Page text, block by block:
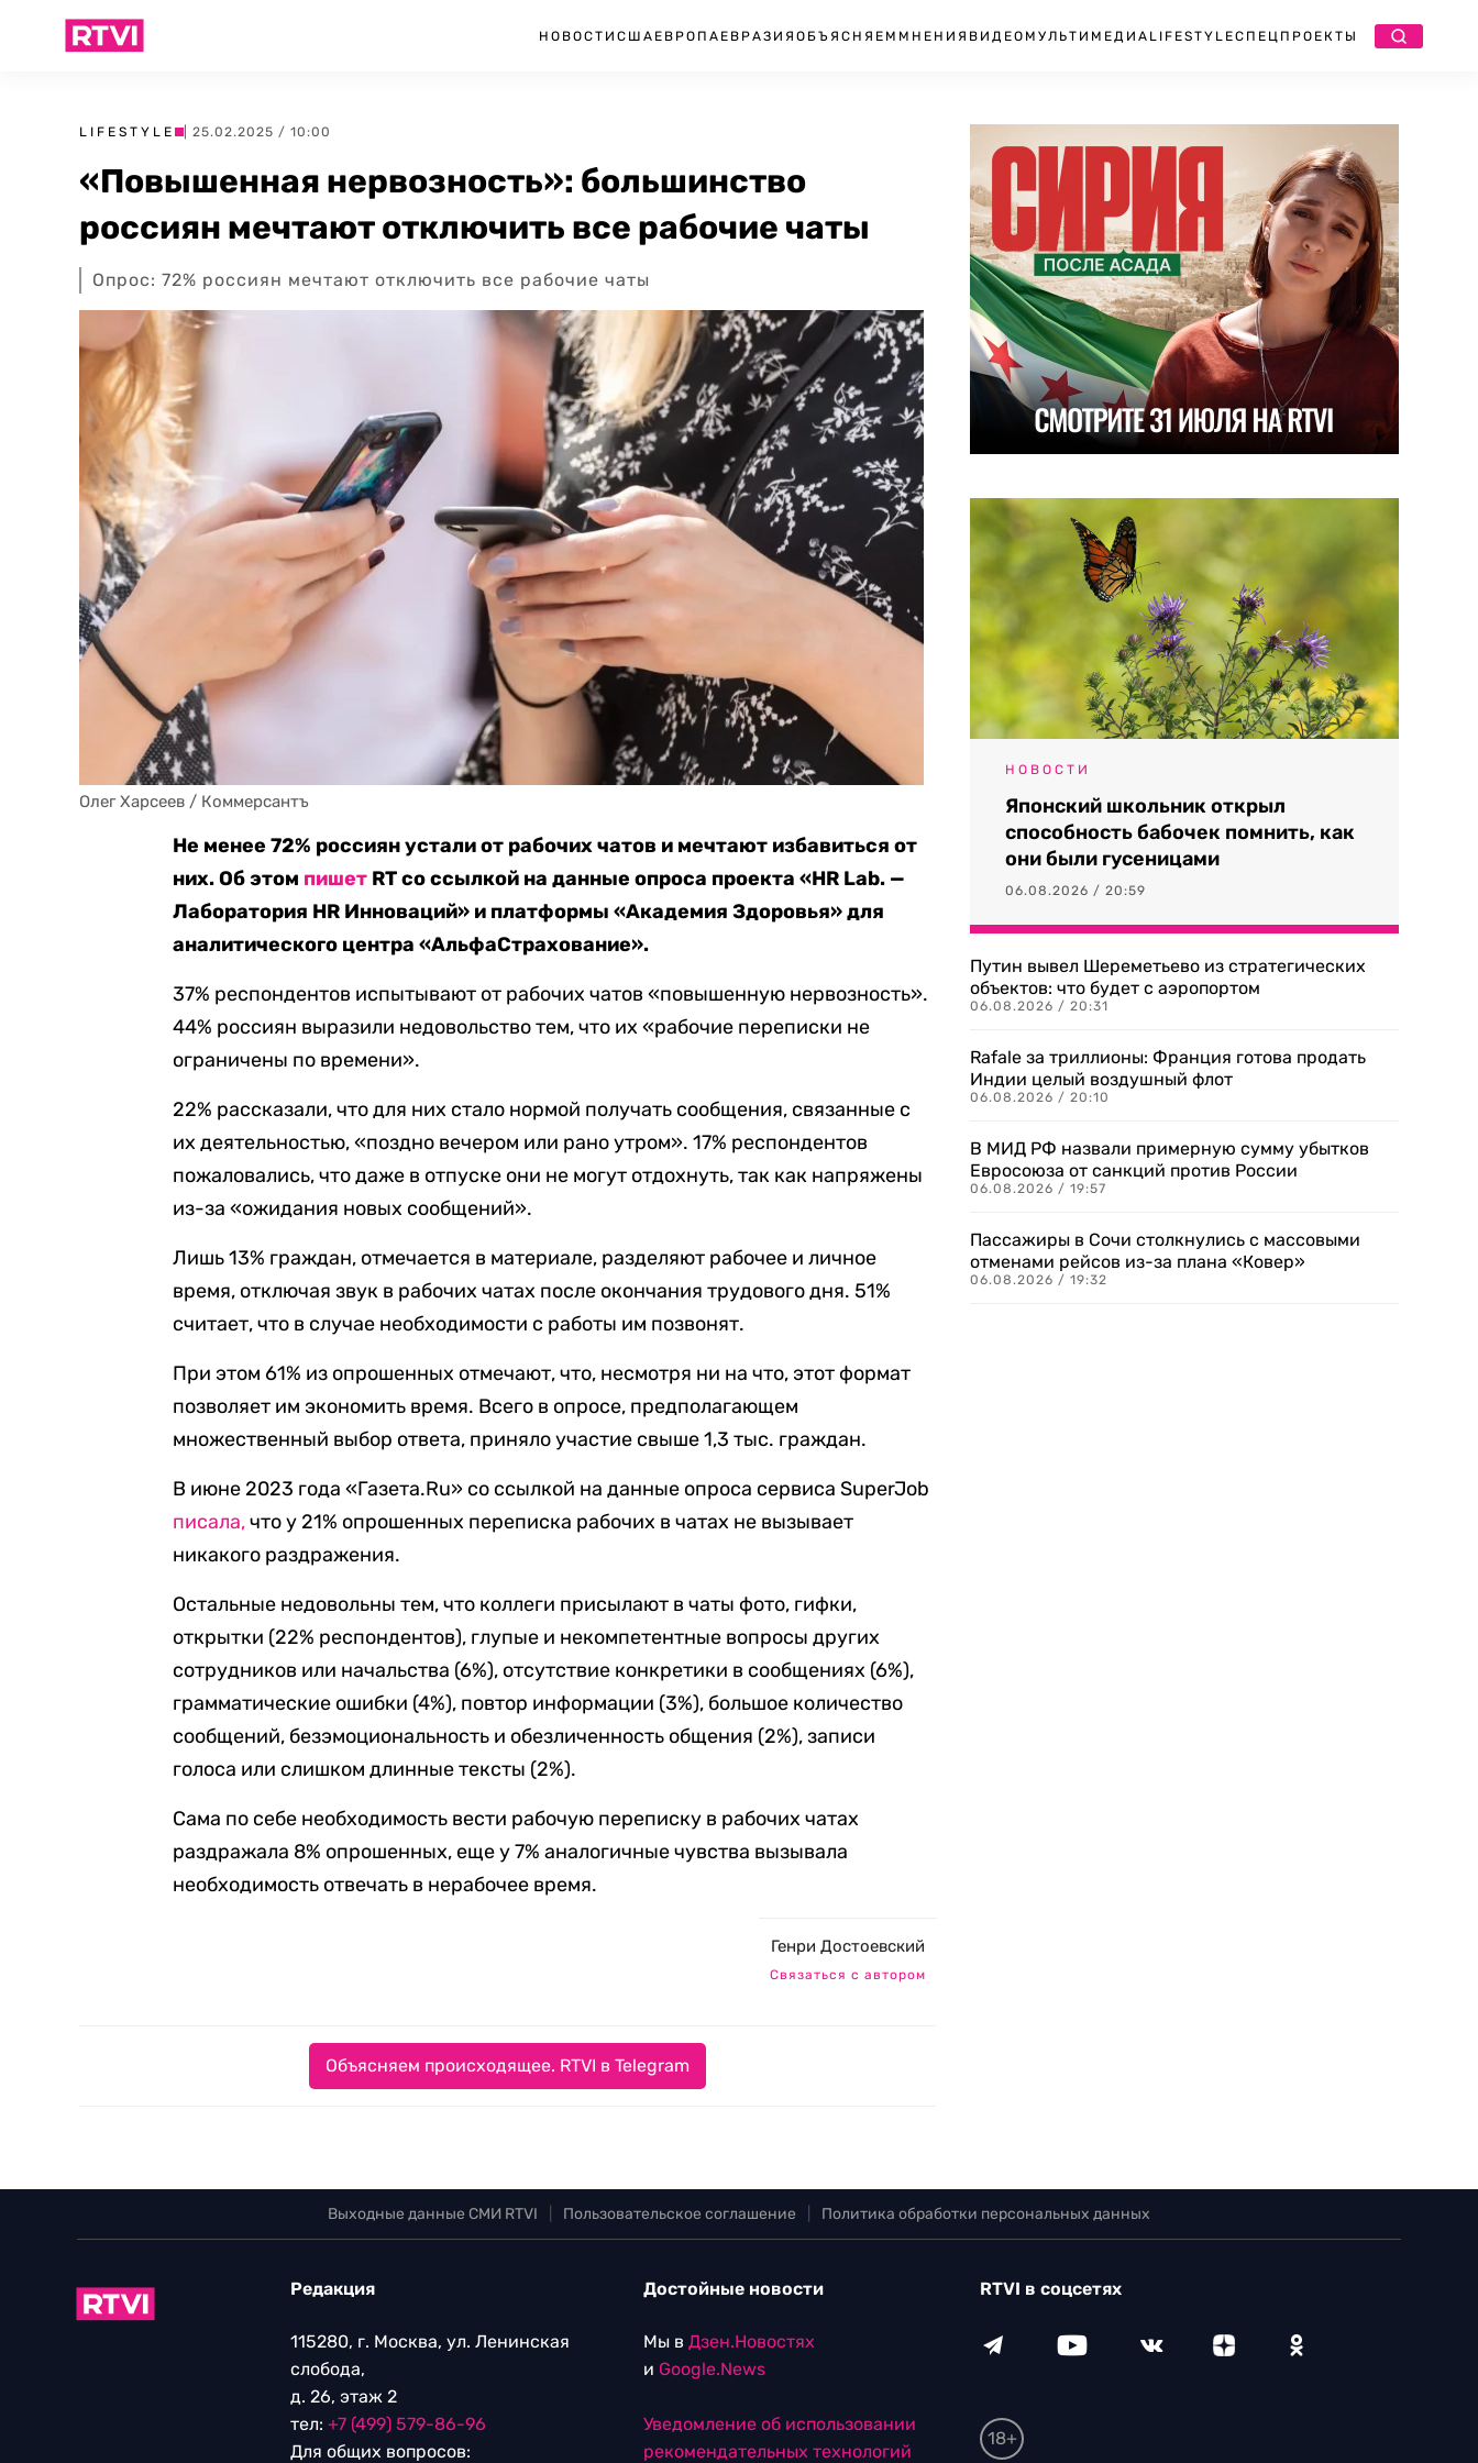
НОВОСТИ США ЕВРОПА ЕВРАЗИЯ ОБЪЯСНЯЕМ МНЕНИЯ ВИДЕО МУЛЬТИМЕДИА LIFESTYLEСПЕЦПРОЕКТЫ
LIFESTYLE | 25.02.2025 / 10:00
«Повышенная нервозность»: большинство
россиян мечтают отключить все рабочие чаты
Опрос: 72% россиян мечтают отключить все рабочие чаты
Олег Харсеев / Коммерсантъ
Не менее 72% россиян устали от рабочих чатов и мечтают избавиться от
них. Об этом пишет RT со ссылкой на данные опроса проекта «HR Lab. —
Лаборатория HR Инноваций» и платформы «Академия Здоровья» для
аналитического центра «АльфаСтрахование».
37% респондентов испытывают от рабочих чатов «повышенную нервозность».
44% россиян выразили недовольство тем, что их «рабочие переписки не
ограничены по времени».
22% рассказали, что для них стало нормой получать сообщения, связанные с
их деятельностью, «поздно вечером или рано утром». 17% респондентов
пожаловались, что даже в отпуске они не могут отдохнуть, так как напряжены
из-за «ожидания новых сообщений».
Лишь 13% граждан, отмечается в материале, разделяют рабочее и личное
время, отключая звук в рабочих чатах после окончания трудового дня. 51%
считает, что в случае необходимости с работы им позвонят.
При этом 61% из опрошенных отмечают, что, несмотря ни на что, этот формат
позволяет им экономить время. Всего в опросе, предполагающем
множественный выбор ответа, приняло участие свыше 1,3 тыс. граждан.
В июне 2023 года «Газета.Ru» со ссылкой на данные опроса сервиса SuperJob
писала,что у 21% опрошенных переписка рабочих в чатах не вызывает
никакого раздражения.
Остальные недовольны тем, что коллеги присылают в чаты фото, гифки,
открытки (22% респондентов), глупые и некомпетентные вопросы других
сотрудников или начальства (6%), отсутствие конкретики в сообщениях (6%),
грамматические ошибки (4%), повтор информации (3%), большое количество
сообщений, безэмоциональность и обезличенность общения (2%), записи
голоса или слишком длинные тексты (2%).
Сама по себе необходимость вести рабочую переписку в рабочих чатах
раздражала 8% опрошенных, еще у 7% аналогичные чувства вызывала
необходимость отвечать в нерабочее время.
Генри Достоевский
Связаться с автором
Объясняем происходящее. RTVI в Telegram
НОВОСТИ
Японский школьник открыл
способность бабочек помнить, как
они были гусеницами
06.08.2026 / 20:59
Путин вывел Шереметьево из стратегических
объектов: что будет с аэропортом
06.08.2026 / 20:31
Rafale за триллионы: Франция готова продать
Индии целый воздушный флот
06.08.2026 / 20:10
В МИД РФ назвали примерную сумму убытков
Евросоюза от санкций против России
06.08.2026 / 19:57
Пассажиры в Сочи столкнулись с массовыми
отменами рейсов из-за плана «Ковер»
06.08.2026 / 19:32
Выходные данные СМИ RTVI Пользовательское соглашение Политика обработки персональных данных
Редакция
115280, г. Москва, ул. Ленинская
слобода,
д. 26, этаж 2
тел: +7 (499) 579-86-96
Для общих вопросов:
Достойные новости
Мы в Дзен.Новостях
и Google.News
Уведомление об использовании
рекомендательных технологий
RTVI в соцсетях
18+